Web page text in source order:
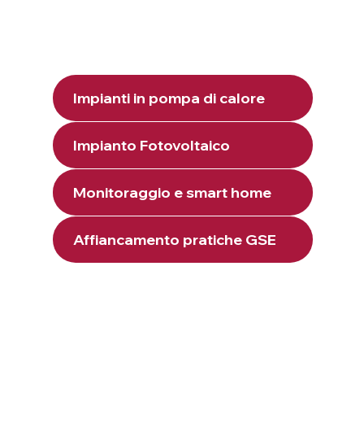
Impianti in pompa di calore
Impianto Fotovoltaico
Monitoraggio e smart home
Affiancamento pratiche GSE